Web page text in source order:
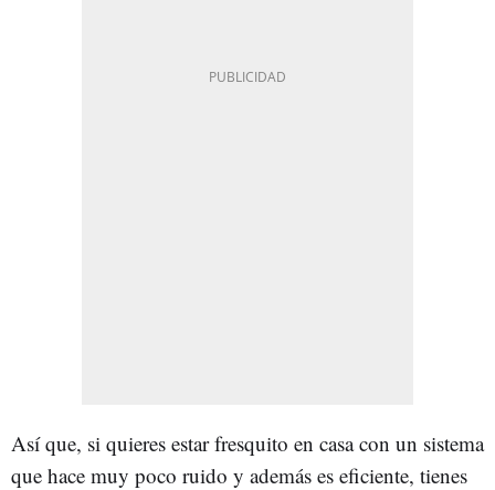
Así que, si quieres estar fresquito en casa con un sistema
que hace muy poco ruido y además es eficiente, tienes